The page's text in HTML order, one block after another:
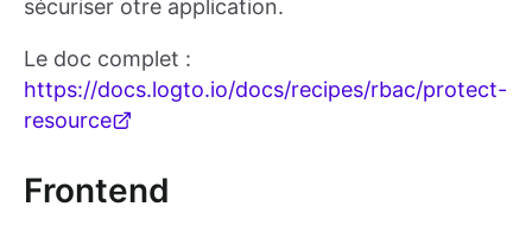
sécuriser otre application.
Le doc complet :
https://docs.logto.io/docs/recipes/rbac/protect-
resource
Frontend